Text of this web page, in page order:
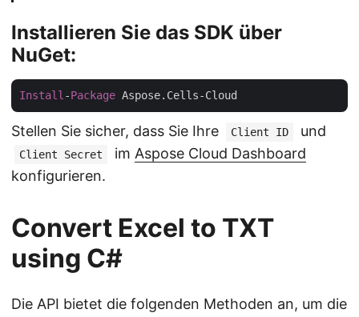
Installieren Sie das SDK über
NuGet:
Install -Package
Stellen Sie sicher, dass Sie Ihre Client ID und
Client Secret im Aspose Cloud Dashboard
konfigurieren.
Convert Excel to TXT
using C#
Die API bietet die folgenden Methoden an, um die